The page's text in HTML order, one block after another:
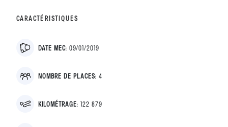
CARACTÉRISTIQUES
DATE MEC: 09/01/2019
NOMBRE DE PLACES: 4
KILOMÉTRAGE: 122 879